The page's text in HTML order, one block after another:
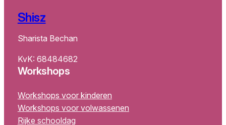
Shisz
Sharista Bechan
KvK: 68484682
Workshops
Workshops voor kinderen
Workshops voor volwassenen
Rijke schooldag